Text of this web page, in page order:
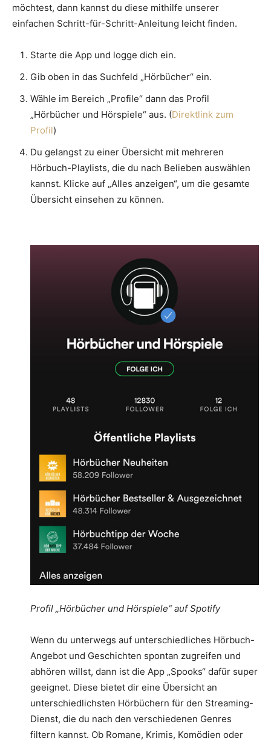
möchtest, dann kannst du diese mithilfe unserer
einfachen Schritt-für-Schritt-Anleitung leicht finden.
Starte die App und logge dich ein.
Gib oben in das Suchfeld „Hörbücher“ ein.
Wähle im Bereich „Profile“ dann das Profil
„Hörbücher und Hörspiele“ aus. (Direktlink zum
Profil)
Du gelangst zu einer Übersicht mit mehreren
Hörbuch-Playlists, die du nach Belieben auswählen
kannst. Klicke auf „Alles anzeigen“, um die gesamte
Übersicht einsehen zu können.
Profil „Hörbücher und Hörspiele“ auf Spotify
Wenn du unterwegs auf unterschiedliches Hörbuch-
Angebot und Geschichten spontan zugreifen und
abhören willst, dann ist die App „Spooks“ dafür super
geeignet. Diese bietet dir eine Übersicht an
unterschiedlichsten Hörbüchern für den Streaming-
Dienst, die du nach den verschiedenen Genres
filtern kannst. Ob Romane, Krimis, Komödien oder